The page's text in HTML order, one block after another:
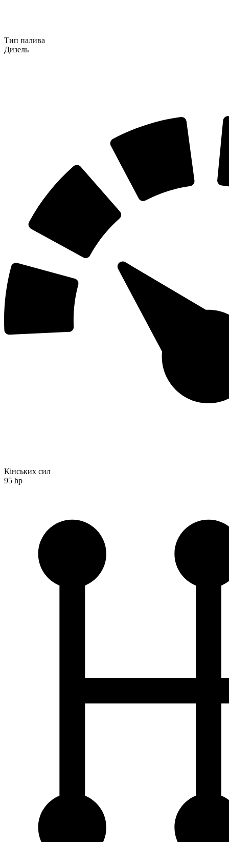
Тип палива
Дизель
Кінських сил
95 hp